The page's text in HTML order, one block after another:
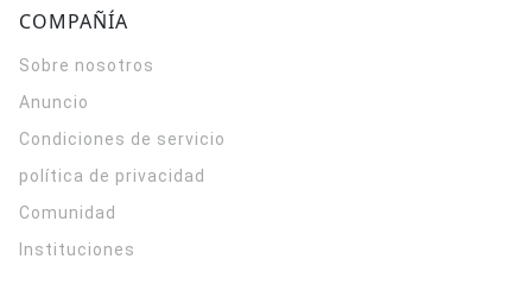
COMPAÑÍA
Sobre nosotros
Anuncio
Condiciones de servicio
política de privacidad
Comunidad
Instituciones